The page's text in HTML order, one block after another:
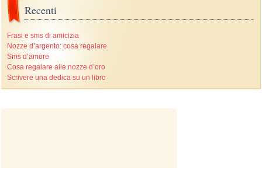
Recenti
Frasi e sms di amicizia
Nozze d’argento: cosa regalare
Sms d’amore
Cosa regalare alle nozze d’oro
Scrivere una dedica su un libro